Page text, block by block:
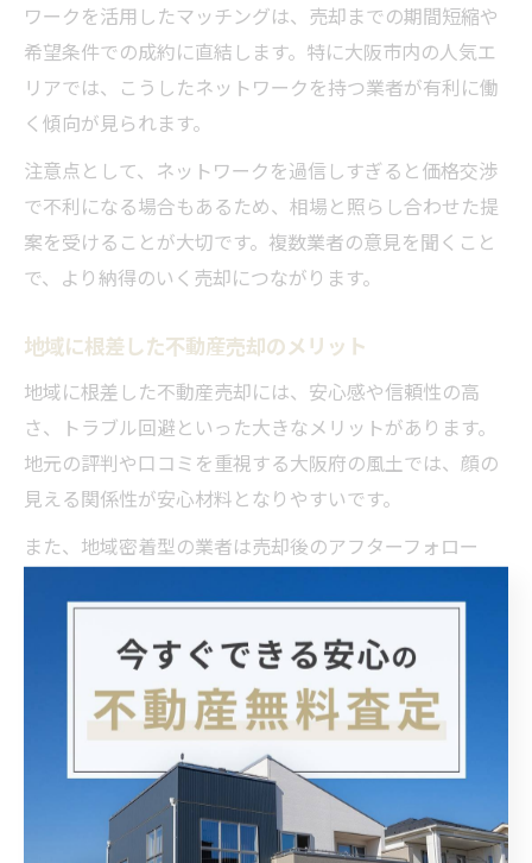
ワークを活用したマッチングは、売却までの期間短縮や
希望条件での成約に直結します。特に大阪市内の人気エ
リアでは、こうしたネットワークを持つ業者が有利に働
く傾向が見られます。
注意点として、ネットワークを過信しすぎると価格交渉
で不利になる場合もあるため、相場と照らし合わせた提
案を受けることが大切です。複数業者の意見を聞くこと
で、より納得のいく売却につながります。
地域に根差した不動産売却のメリット
地域に根差した不動産売却には、安心感や信頼性の高
さ、トラブル回避といった大きなメリットがあります。
地元の評判や口コミを重視する大阪府の風土では、顔の
見える関係性が安心材料となりやすいです。
また、地域密着型の業者は売却後のアフターフォロー
うトラブルのリスクを低減できます。実際に、売主・買
主双方が地元ネットワークでつながっている場合、価格
や引渡し条件の交渉もスムーズです。
一方で、悪質な業者による「天ぷら契約」などのトラブ
ル事例も報告されているため、信頼できる会社選びが不
可欠です。公式な免許や口コミ評価を確認し、慎重にパ
ートナー選びを行いましょう。